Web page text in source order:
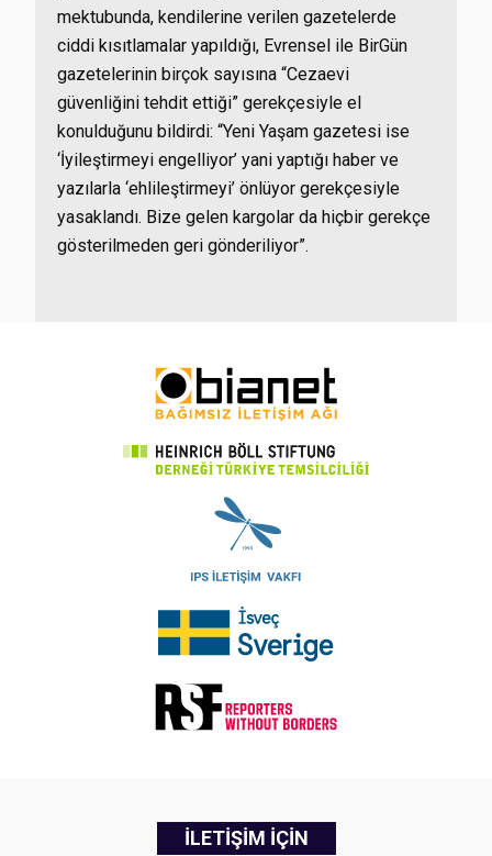
mektubunda, kendilerine verilen gazetelerde
ciddi kısıtlamalar yapıldığı, Evrensel ile BirGün
gazetelerinin birçok sayısına “Cezaevi
güvenliğini tehdit ettiği” gerekçesiyle el
konulduğunu bildirdi: “Yeni Yaşam gazetesi ise
‘İyileştirmeyi engelliyor’ yani yaptığı haber ve
yazılarla ‘ehlileştirmeyi’ önlüyor gerekçesiyle
yasaklandı. Bize gelen kargolar da hiçbir gerekçe
gösterilmeden geri gönderiliyor”.
İLETİŞİM İÇİN